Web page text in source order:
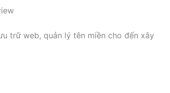
trữ web, quản lý tên miền cho đến xây